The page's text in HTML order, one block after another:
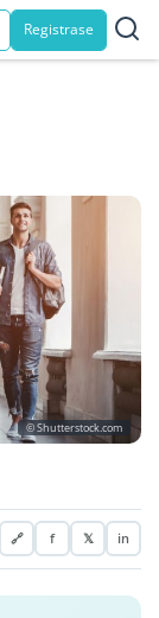
Registrase
© Shutterstock.com
🔗 f 𝕏 in